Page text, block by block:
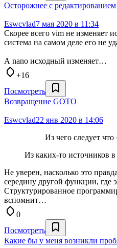
Осторожнее с
Eswcvlad7 мая 2020 в 11:34
Скорее всего vim не изменяет
система на самом деле его не
А nano исходный изменяет…
+16
Посмотреть
Возвращение GOTO
Eswcvlad22 янв 2020 в 14:06
Из чего следует
Из каких-то источников
Не уверен, насколько это
середину другой функции, где
Структурированное
вспомнит…
0
Посмотреть
Какие бы у меня возникли